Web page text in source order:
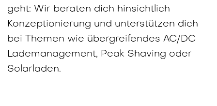
geht: Wir beraten dich hinsichtlich
Konzeptionierung und unterstützen dich
bei Themen wie übergreifendes AC/DC
Lademanagement, Peak Shaving oder
Solarladen.